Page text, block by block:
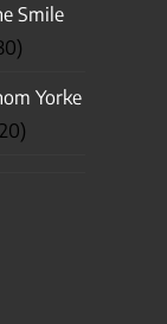
Smile
Yorke